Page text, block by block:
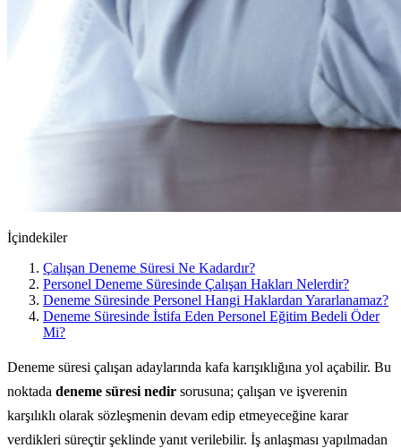
İçindekiler
Çalışan Deneme Süresi Ne Kadardır?
Personel Deneme Süresinde Çalışan Hakları Nelerdir?
Deneme Süresinde Personel Hangi Haklardan Yararlanamaz?
Deneme Süresinde İstifa Eden Personel Eğitim Bedeli Öder
Mi?
Deneme süresi çalışan adaylarında kafa karışıklığına yol açabilir. Bu
noktada deneme süresi nedir sorusuna; çalışan ve işverenin
karşılıklı olarak sözleşmenin devam edip etmeyeceğine karar
verdikleri süreçtir şeklinde yanıt verilebilir. İş anlaşması yapılmadan